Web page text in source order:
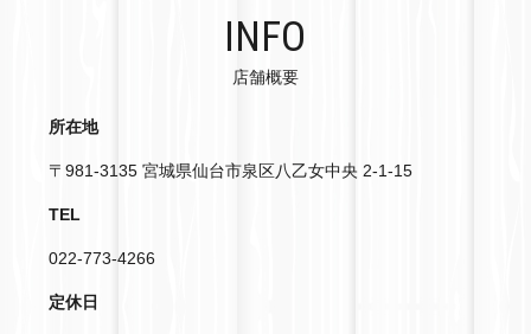
INFO
店舗概要
所在地
〒981-3135 宮城県仙台市泉区八乙女中央 2-1-15
TEL
022-773-4266
定休日